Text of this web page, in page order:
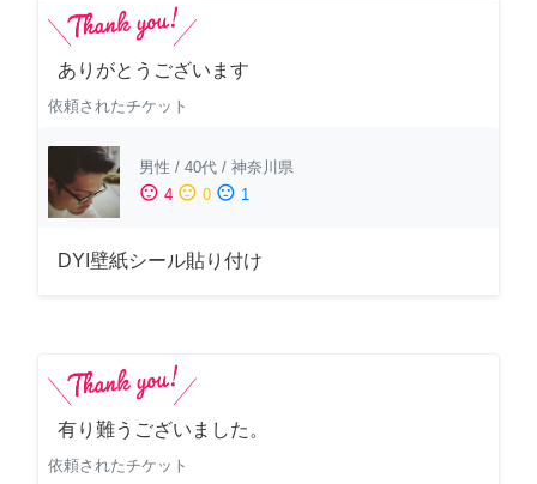
ありがとうございます
依頼されたチケット
男性 / 40代 / 神奈川県
sentiment_satisfied 4 sentiment_neutral 0 sentiment_dissatisfied 1
DYI壁紙シール貼り付け
有り難うございました。
依頼されたチケット